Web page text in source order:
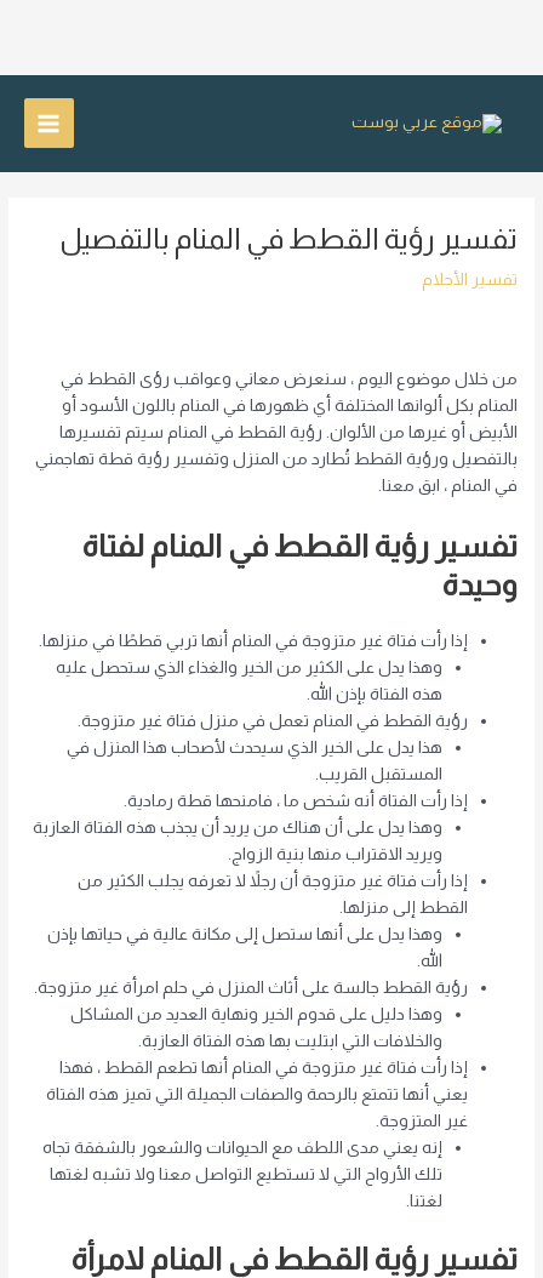
Main
تفسير رؤية القطط في المنام بالتفصيل
تفسير الأحلام
من خلال موضوع اليوم ، سنعرض معاني وعواقب رؤى القطط في
المنام بكل ألوانها المختلفة أي ظهورها في المنام باللون الأسود أو
الأبيض أو غيرها من الألوان. رؤية القطط في المنام سيتم تفسيرها
بالتفصيل ورؤية القطط تُطارد من المنزل وتفسير رؤية قطة تهاجمني
في المنام ، ابق معنا.
تفسير رؤية القطط في المنام لفتاة
وحيدة
إذا رأت فتاة غير متزوجة في المنام أنها تربي قططًا في منزلها.
وهذا يدل على الكثير من الخير والغذاء الذي ستحصل عليه
هذه الفتاة بإذن الله.
رؤية القطط في المنام تعمل في منزل فتاة غير متزوجة.
هذا يدل على الخير الذي سيحدث لأصحاب هذا المنزل في
المستقبل القريب.
إذا رأت الفتاة أنه شخص ما ، فامنحها قطة رمادية.
وهذا يدل على أن هناك من يريد أن يجذب هذه الفتاة العازبة
ويريد الاقتراب منها بنية الزواج.
إذا رأت فتاة غير متزوجة أن رجلاً لا تعرفه يجلب الكثير من
القطط إلى منزلها.
وهذا يدل على أنها ستصل إلى مكانة عالية في حياتها بإذن
الله.
رؤية القطط جالسة على أثاث المنزل في حلم امرأة غير متزوجة.
وهذا دليل على قدوم الخير ونهاية العديد من المشاكل
والخلافات التي ابتليت بها هذه الفتاة العازبة.
إذا رأت فتاة غير متزوجة في المنام أنها تطعم القطط ، فهذا
يعني أنها تتمتع بالرحمة والصفات الجميلة التي تميز هذه الفتاة
غير المتزوجة.
إنه يعني مدى اللطف مع الحيوانات والشعور بالشفقة تجاه
تلك الأرواح التي لا تستطيع التواصل معنا ولا تشبه لغتها
لغتنا.
تفسير رؤية القطط في المنام لامرأة